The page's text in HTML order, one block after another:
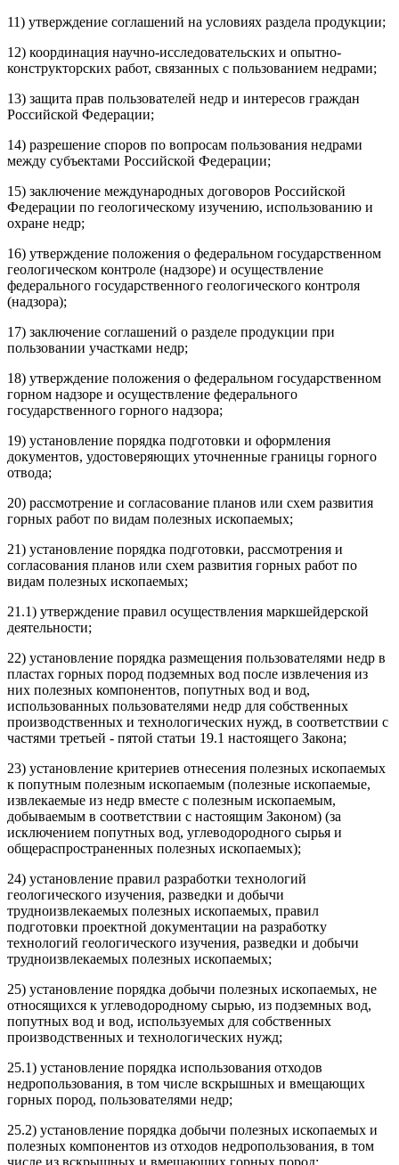
11) утверждение соглашений на условиях раздела продукции;
12) координация научно-исследовательских и опытно-
конструкторских работ, связанных с пользованием недрами;
13) защита прав пользователей недр и интересов граждан
Российской Федерации;
14) разрешение споров по вопросам пользования недрами
между субъектами Российской Федерации;
15) заключение международных договоров Российской
Федерации по геологическому изучению, использованию и
охране недр;
16) утверждение положения о федеральном государственном
геологическом контроле (надзоре) и осуществление
федерального государственного геологического контроля
(надзора);
17) заключение соглашений о разделе продукции при
пользовании участками недр;
18) утверждение положения о федеральном государственном
горном надзоре и осуществление федерального
государственного горного надзора;
19) установление порядка подготовки и оформления
документов, удостоверяющих уточненные границы горного
отвода;
20) рассмотрение и согласование планов или схем развития
горных работ по видам полезных ископаемых;
21) установление порядка подготовки, рассмотрения и
согласования планов или схем развития горных работ по
видам полезных ископаемых;
21.1) утверждение правил осуществления маркшейдерской
деятельности;
22) установление порядка размещения пользователями недр в
пластах горных пород подземных вод после извлечения из
них полезных компонентов, попутных вод и вод,
использованных пользователями недр для собственных
производственных и технологических нужд, в соответствии с
частями третьей - пятой статьи 19.1 настоящего Закона;
23) установление критериев отнесения полезных ископаемых
к попутным полезным ископаемым (полезные ископаемые,
извлекаемые из недр вместе с полезным ископаемым,
добываемым в соответствии с настоящим Законом) (за
исключением попутных вод, углеводородного сырья и
общераспространенных полезных ископаемых);
24) установление правил разработки технологий
геологического изучения, разведки и добычи
трудноизвлекаемых полезных ископаемых, правил
подготовки проектной документации на разработку
технологий геологического изучения, разведки и добычи
трудноизвлекаемых полезных ископаемых;
25) установление порядка добычи полезных ископаемых, не
относящихся к углеводородному сырью, из подземных вод,
попутных вод и вод, используемых для собственных
производственных и технологических нужд;
25.1) установление порядка использования отходов
недропользования, в том числе вскрышных и вмещающих
горных пород, пользователями недр;
25.2) установление порядка добычи полезных ископаемых и
полезных компонентов из отходов недропользования, в том
числе из вскрышных и вмещающих горных пород;